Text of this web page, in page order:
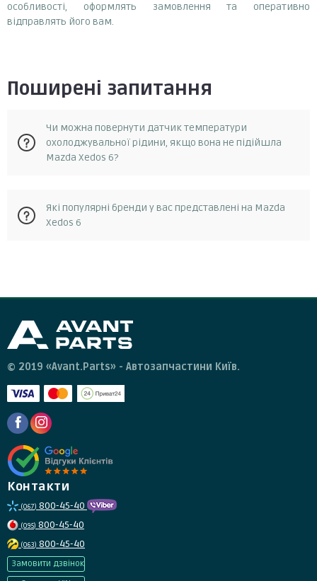
особливості, оформлять замовлення та оперативно
відправлять його вам.
Поширені запитання
Чи можна повернути датчик температури
охолоджувальної рідини, якщо вона не підійшла
Mazda Xedos 6?
можна повернути протягом 14 днів з моменту отримання.
Повернення можливе за умови, що запчастина не була в
Які популярні бренди у вас представлені на Mazda
Xedos 6
© 2019 «Avant.Parts» - Автозапчастини Київ.
Контакти
(067) 800-45-40
(095) 800-45-40
(063) 800-45-40
Замовити дзвінок